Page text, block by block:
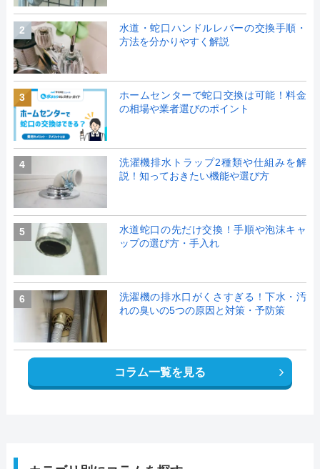
2
水道・蛇口ハンドルレバーの交換手順・
方法を分かりやすく解説
3
ホームセンターで蛇口交換は可能！料金
の相場や業者選びのポイント
4
洗濯機排水トラップ2種類や仕組みを解
説！知っておきたい機能や選び方
5
水道蛇口の先だけ交換！手順や泡沫キャ
ップの選び方・手入れ
6
洗濯機の排水口がくさすぎる！下水・汚
れの臭いの5つの原因と対策・予防策
コラム一覧を見る